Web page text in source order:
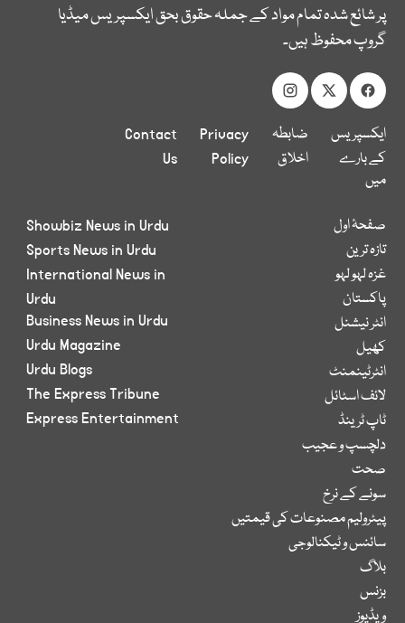
پر شائع شدہ تمام مواد کے جملہ حقوق بحق ایکسپریس میڈیا
گروپ محفوظ ہیں۔
ایکسپریس
کے بارے
میں
ضابطہ
اخلاق
Privacy
Policy
Contact
Us
صفحۂ اول
تازہ ترین
غزہ لہو لہو
پاکستان
انٹر نیشنل
کھیل
انٹرٹینمنٹ
لائف اسٹائل
ٹاپ ٹرینڈ
دلچسپ و عجیب
صحت
سونے کے نرخ
پیٹرولیم مصنوعات کی قیمتیں
سائنس و ٹیکنالوجی
بلاگ
بزنس
ویڈیوز
Showbiz News in Urdu
Sports News in Urdu
International News in
Urdu
Business News in Urdu
Urdu Magazine
Urdu Blogs
The Express Tribune
Express Entertainment